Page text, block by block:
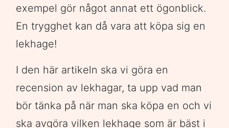
exempel gör något annat ett ögonblick.
En trygghet kan då vara att köpa sig en
lekhage!
I den här artikeln ska vi göra en
recension av lekhagar, ta upp vad man
bör tänka på när man ska köpa en och vi
ska avgöra vilken lekhage som är bäst i